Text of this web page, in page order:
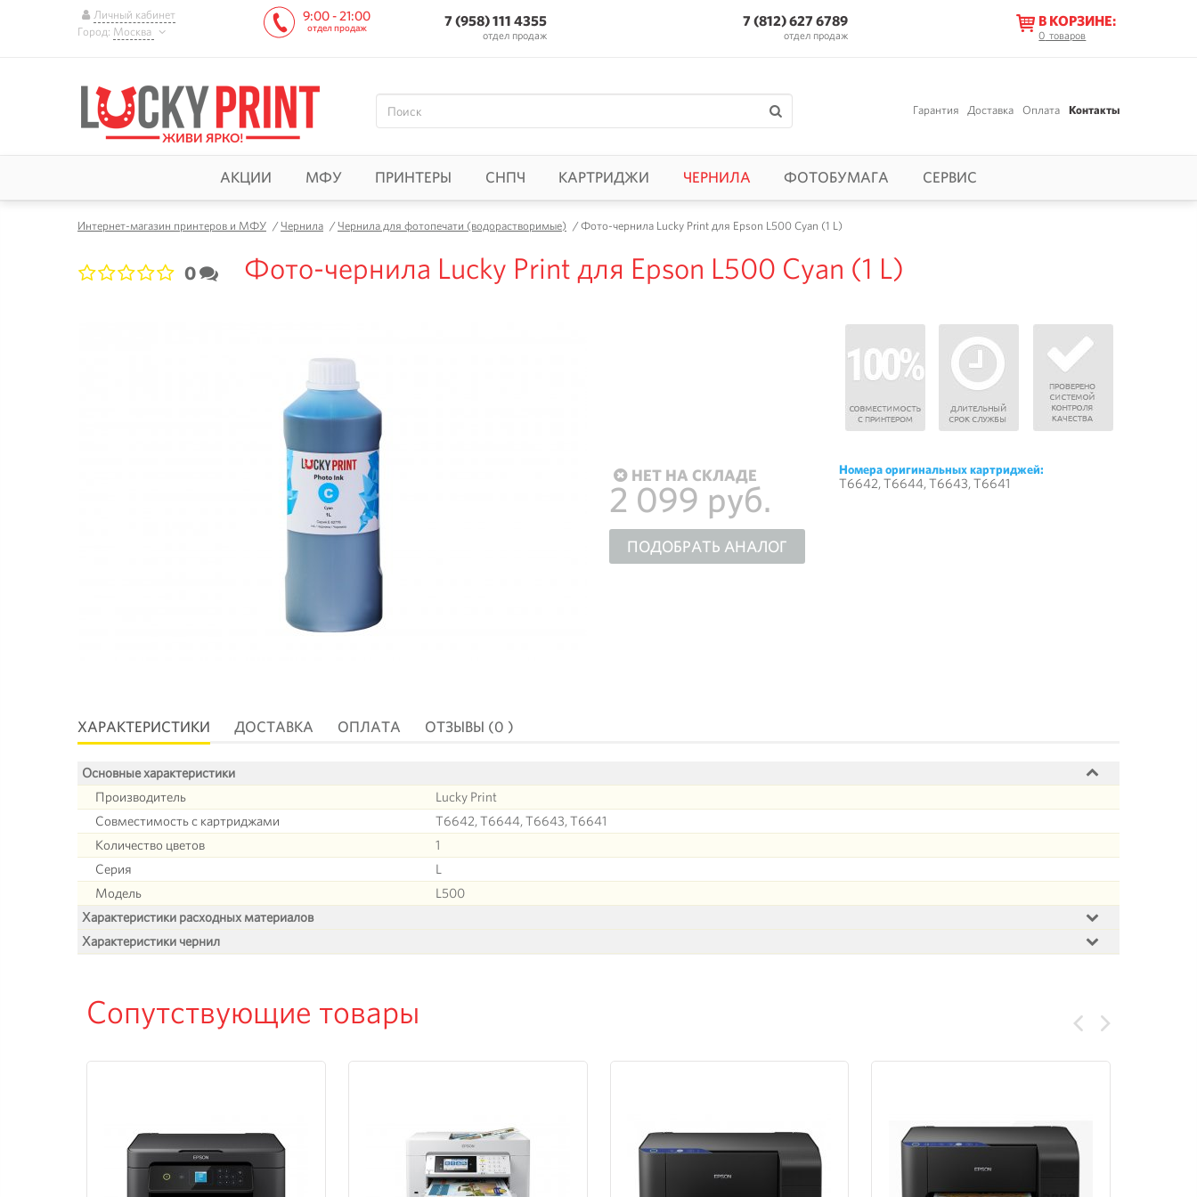
Личный кабинет
Город: Москва
9:00 - 21:00
отдел продаж 7 (958) 111 4355
отдел продаж
7 (812) 627 6789
отдел продаж
В КОРЗИНЕ:
0 товаров
Гарантия Доставка Оплата Контакты
АКЦИИ МФУ ПРИНТЕРЫ СНПЧ КАРТРИДЖИ ЧЕРНИЛА ФОТОБУМАГА СЕРВИС
Интернет-магазин принтеров и МФУ /Чернила /Чернила для фотопечати (водорастворимые) /Фото-чернила Lucky Print для Epson L500 Cyan (1 L)
0 Фото-чернила Lucky Print для Epson L500 Cyan (1 L)
НЕТ НА СКЛАДЕ
2 099 руб.
ПОДОБРАТЬ АНАЛОГ
Номера оригинальных картриджей:
T6642, T6644, T6643, T6641
ХАРАКТЕРИСТИКИ ДОСТАВКА ОПЛАТА ОТЗЫВЫ (0 )
Основные характеристики
Производитель
Lucky Print
Совместимость с картриджами
T6642, T6644, T6643, T6641
Количество цветов
1
Серия
L
Модель
L500
Характеристики расходных материалов
Характеристики чернил
Сопутствующие товары